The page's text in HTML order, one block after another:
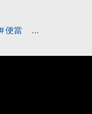
便當 ...